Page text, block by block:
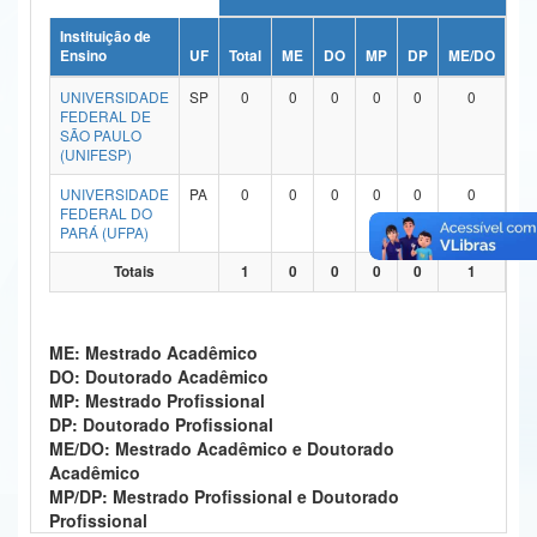
Ministério da Ciência, Tecnologia, Inovações e Comunicações
Ministério do Meio Ambiente
Ministério do Turismo
Ministério do Desenvolvimento Regional
Controladoria-Geral da União
Ministério da Mulher, da Família e dos Direitos Humanos
Secretaria de Governo
Gabinete de Segurança Institucional
Advocacia-Geral da União
Banco Central do Brasil
Instituição de
Ensino
UF Total ME DO MP DP ME/DO
UNIVERSIDADE
FEDERAL DE
SÃO PAULO
(UNIFESP)
SP 0 0 0 0 0 0
UNIVERSIDADE
FEDERAL DO
PARÁ (UFPA)
PA 0 0 0 0 0 0
Totais 1 0 0 0 0 1
ME: Mestrado Acadêmico
DO: Doutorado Acadêmico
MP: Mestrado Profissional
DP: Doutorado Profissional
ME/DO: Mestrado Acadêmico e Doutorado
Acadêmico
MP/DP: Mestrado Profissional e Doutorado
Profissional